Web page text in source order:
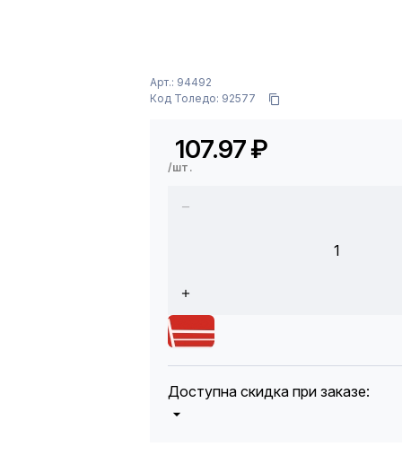
Арт.: 94492
Код Толедо: 92577
107.97₽
/шт.
1
Доступна скидка при заказе: